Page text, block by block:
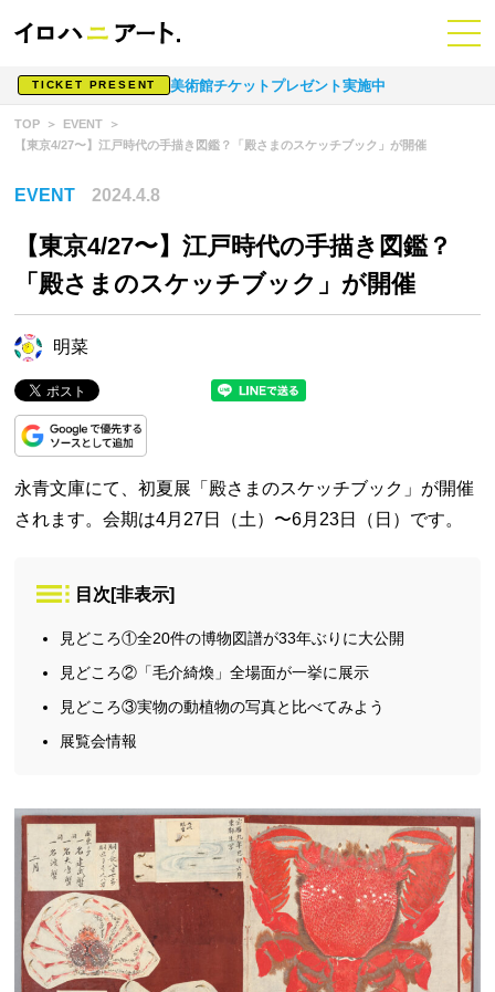
TICKET PRESENT 美術館チケットプレゼント実施中
TOP
EVENT
【東京4/27〜】江戸時代の手描き図鑑？「殿さまのスケッチブック」が開催
EVENT 2024.4.8
【東京4/27〜】江戸時代の手描き図鑑？
「殿さまのスケッチブック」が開催
明菜
永青文庫にて、初夏展「殿さまのスケッチブック」が開催
されます。会期は4月27日（土）〜6月23日（日）です。
目次 [非表示]
見どころ①全20件の博物図譜が33年ぶりに大公開
見どころ②「毛介綺煥」全場面が一挙に展示
見どころ③実物の動植物の写真と比べてみよう
展覧会情報